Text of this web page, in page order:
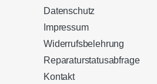
Datenschutz
Impressum
Widerrufsbelehrung
Reparaturstatusabfrage
Kontakt